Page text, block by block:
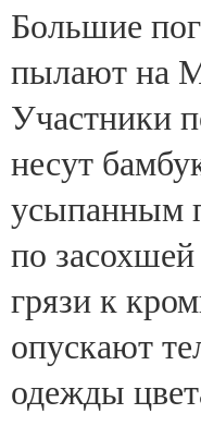
Большие
пылают на
Участники
несут
усыпанным
по
грязи к
опускают
одежды